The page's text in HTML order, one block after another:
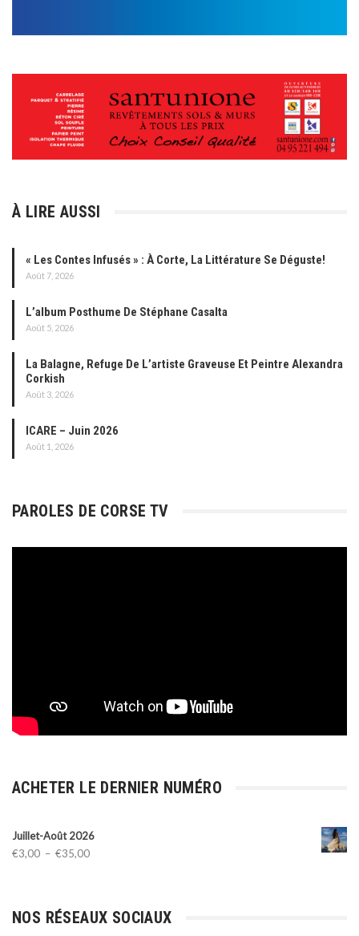
À LIRE AUSSI
« Les Contes Infusés » : À Corte, La Littérature Se Déguste!
Août 7, 2026
L’album Posthume De Stéphane Casalta
Août 5, 2026
La Balagne, Refuge De L’artiste Graveuse Et Peintre Alexandra
Corkish
Août 3, 2026
ICARE – Juin 2026
Août 1, 2026
PAROLES DE CORSE TV
ACHETER LE DERNIER NUMÉRO
Juillet-Août 2026
€3,00 – €35,00Plage
à
NOS RÉSEAUX SOCIAUX